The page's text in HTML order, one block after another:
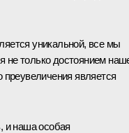
уникальной, все мы
не только достоянием
преувеличения является
и наша особая